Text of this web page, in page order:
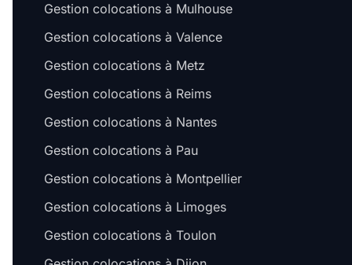
Gestion colocations à Mulhouse
Gestion colocations à Valence
Gestion colocations à Metz
Gestion colocations à Reims
Gestion colocations à Nantes
Gestion colocations à Pau
Gestion colocations à Montpellier
Gestion colocations à Limoges
Gestion colocations à Toulon